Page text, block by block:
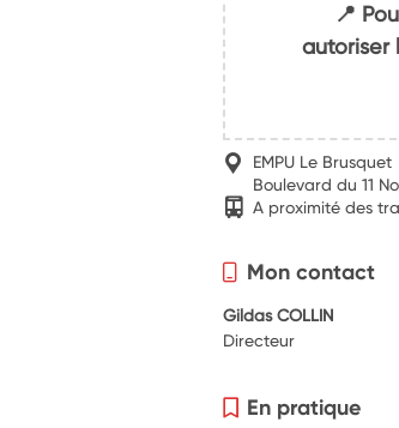
📍
autoriser
EMPU Le Brusquet
Boulevard du 11
A proximité des
Mon contact
Gildas COLLIN
Directeur
En pratique